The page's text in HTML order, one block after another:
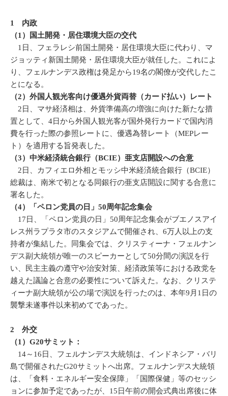
1 内政
（1）
国土開発・居住環境大臣の交代
1日、フェラレシ前国土開発・居住環境大臣に代わり、マ
ジョッティ新国土開発・居住環境大臣が就任した。これによ
り、フェルナンデス政権は発足から19名の閣僚が交代したこ
とになる。
（2）外国人観光客向け優遇外貨両替（カード払い）レート
2日、マサ経済相は、外貨準備高の増強に向けた新たな措
置として、4日から外国人観光客が国外発行カードで国内消
費を行った際の参照レートに、優遇為替レート（MEPレー
ト）を適用する旨発表した。
（3）中米経済統合銀行（BCIE）亜支店開設への合意
2日、カフィエロ外相とモッシ中米経済統合銀行（BCIE）
総裁は、南米で初となる同銀行の亜支店開設に関する合意に
署名した。
（4）「ペロン党員の日」50周年記念集会
17日、「ペロン党員の日」50周年記念集会がブエノスアイ
レス州ラプラタ市のスタジアムで開催され、6万人以上の支
持者が集結した。同集会では、クリスティーナ・フェルナン
デス副大統領が唯一のスピーカーとして50分間の演説を行
い、民主主義の遵守や治安対策、経済政策等における政党を
越えた議論と合意の必要性について訴えた。なお、クリステ
ィーナ副大統領が公の場で演説を行ったのは、本年9月1日の
襲撃未遂事件以来初めてであった。
2 外交
（1）G20サミット ：
14～16日、フェルナンデス大統領は、インドネシア・バリ
島で開催されたG20サミットへ出席。フェルナンデス大統領
は、「食料・エネルギー安全保障」「国際保健」等のセッシ
ョンに参加予定であったが、15日午前の開会式典出席後に体